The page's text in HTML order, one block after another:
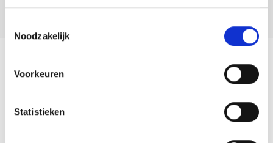
Noodzakelijk
Voorkeuren
Statistieken
Terug naar overzicht